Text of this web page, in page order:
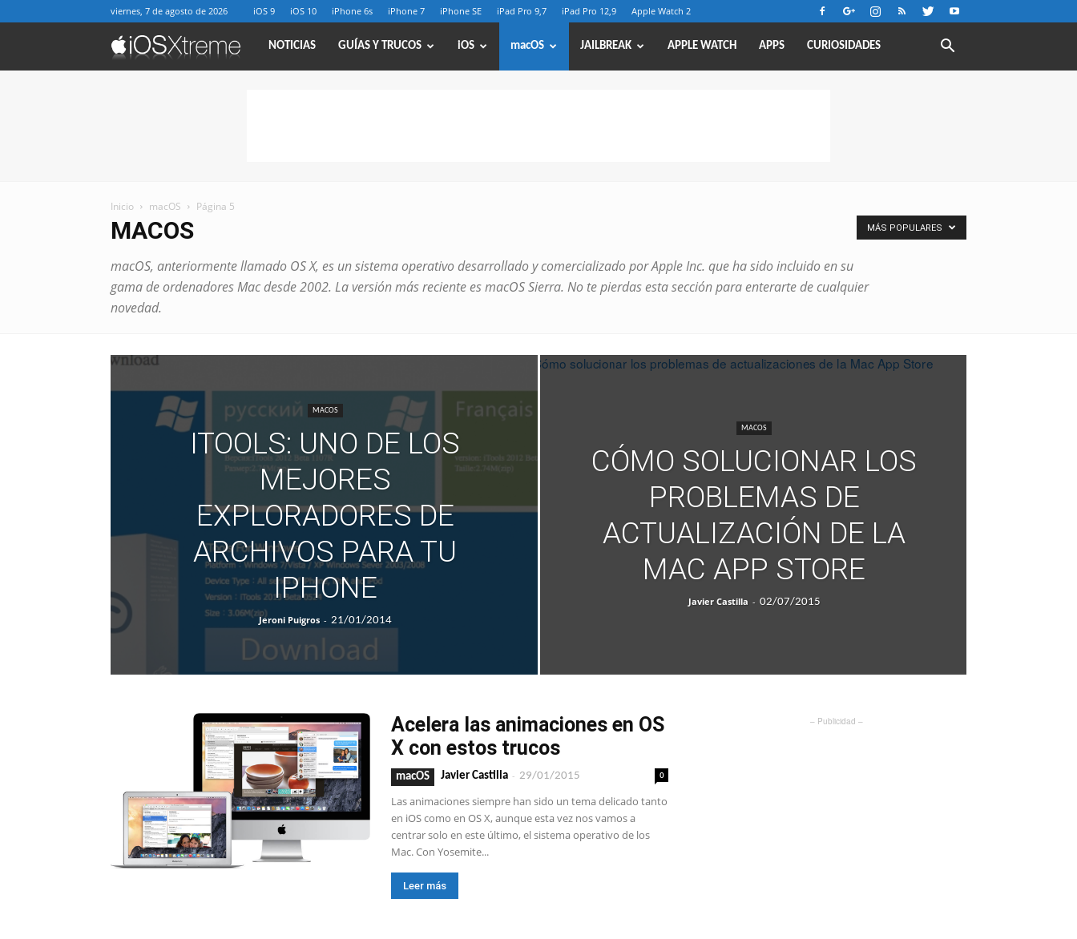
viernes, 7 de agosto de 2026 iOS 9 iOS 10 iPhone 6s iPhone 7 iPhone SE iPad Pro 9,7 iPad Pro 12,9 Apple Watch 2
iOSXtreme
NOTICIAS GUÍAS Y TRUCOS iOS macOS JAILBREAK APPLE WATCH APPS CURIOSIDADES
Inicio macOS Página 5
MACOS
macOS, anteriormente llamado OS X, es un sistema operativo desarrollado y comercializado por Apple Inc. que ha sido incluido en su
gama de ordenadores Mac desde 2002. La versión más reciente es macOS Sierra. No te pierdas esta sección para enterarte de cualquier
novedad.
MÁS POPULARES
MACOS
ITOOLS: UNO DE LOS
MEJORES
EXPLORADORES DE
ARCHIVOS PARA TU
IPHONE
Jeroni Puigros - 21/01/2014
MACOS
CÓMO SOLUCIONAR LOS
PROBLEMAS DE
ACTUALIZACIÓN DE LA
MAC APP STORE
Javier Castilla - 02/07/2015
Acelera las animaciones en OS
X con estos trucos
macOS Javier Castilla - 29/01/2015 0
Las animaciones siempre han sido un tema delicado tanto
en iOS como en OS X, aunque esta vez nos vamos a
centrar solo en este último, el sistema operativo de los
Mac. Con Yosemite...
Leer más
– Publicidad –